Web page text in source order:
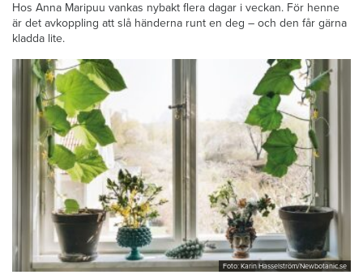
Hos Anna Maripuu vankas nybakt flera dagar i veckan. För henne
är det avkoppling att slå händerna runt en deg – och den får gärna
kladda lite.
Foto: Karin Hasselström/Newbotanic.se